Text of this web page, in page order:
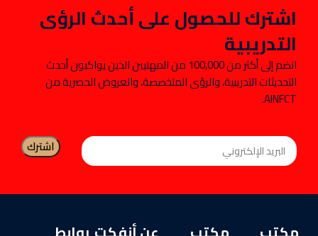
اشترك للحصول على أحدث الرؤى
التدريبية
انضم إلى أكثر من 100,000 من المهنيين الذين يواكبون أحدث
التحديثات التدريبية، والرؤى المتخصصة، والعروض الحصرية من
AINFCT.